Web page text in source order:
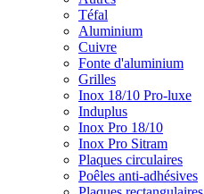
Téfal
Aluminium
Cuivre
Fonte d'aluminium
Grilles
Inox 18/10 Pro-luxe
Induplus
Inox Pro 18/10
Inox Pro Sitram
Plaques circulaires
Poêles anti-adhésives